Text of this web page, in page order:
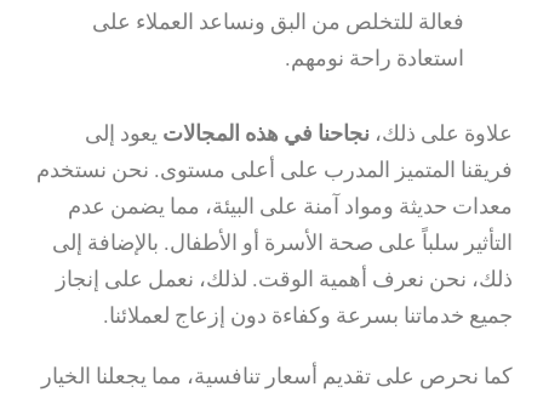
فعالة للتخلص من البق ونساعد العملاء على
استعادة راحة نومهم.
علاوة على ذلك، نجاحنا في هذه المجالات يعود إلى
فريقنا المتميز المدرب على أعلى مستوى. نحن نستخدم
معدات حديثة ومواد آمنة على البيئة، مما يضمن عدم
التأثير سلباً على صحة الأسرة أو الأطفال. بالإضافة إلى
ذلك، نحن نعرف أهمية الوقت. لذلك، نعمل على إنجاز
جميع خدماتنا بسرعة وكفاءة دون إزعاج لعملائنا.
كما نحرص على تقديم أسعار تنافسية، مما يجعلنا الخيار